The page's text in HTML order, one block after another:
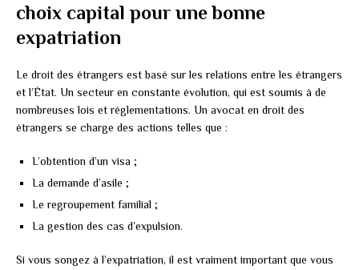
choix capital pour une bonne
expatriation
Le droit des étrangers est basé sur les relations entre les étrangers
et l’État. Un secteur en constante évolution, qui est soumis à de
nombreuses lois et réglementations. Un avocat en droit des
étrangers se charge des actions telles que :
L’obtention d’un visa ;
La demande d’asile ;
Le regroupement familial ;
La gestion des cas d’expulsion.
Si vous songez à l’expatriation, il est vraiment important que vous